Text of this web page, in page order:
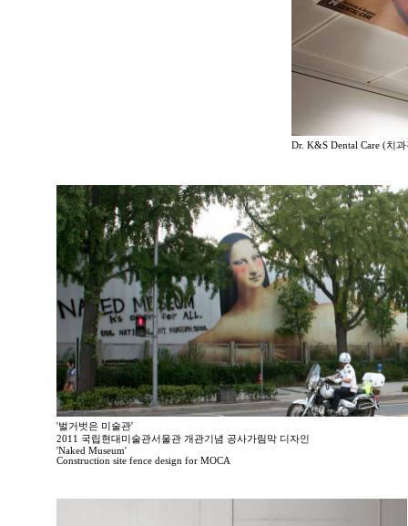
Dr. K&S Dental Care (치
'벌거벗은 미술관'
2011 국립현대미술관서울관 개관기념 공사가림막 디자인
'Naked Museum'
Construction site fence design for MOCA